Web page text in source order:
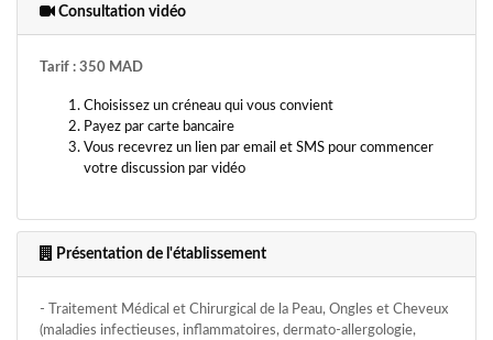
Consultation vidéo
Tarif : 350 MAD
Choisissez un créneau qui vous convient
Payez par carte bancaire
Vous recevrez un lien par email et SMS pour commencer
votre discussion par vidéo
Présentation de l'établissement
- Traitement Médical et Chirurgical de la Peau, Ongles et Cheveux
(maladies infectieuses, inflammatoires, dermato-allergologie,